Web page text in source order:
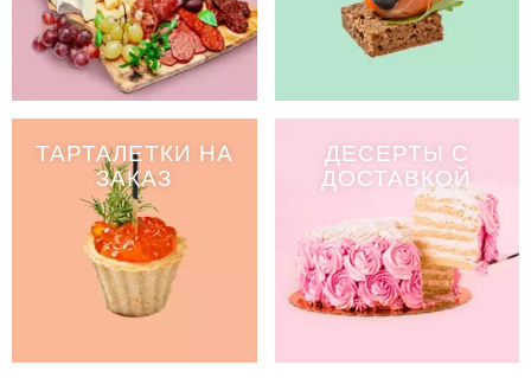
ТАРТАЛЕТКИ НА
ЗАКАЗ
ДЕСЕРТЫ С
ДОСТАВКОЙ